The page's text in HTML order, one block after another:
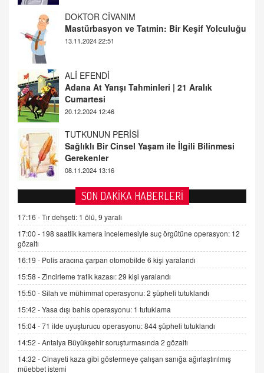
ALİ EFENDİ
20.12.2024 12:46
TUTKUNUN PERİSİ
Sağlıklı Bir Cinsel Yaşam ile İlgili Bilinmesi
08.11.2024 13:16
FARUK ÖNALAN
Tezkere Onaylanmasaydı…
AV. DOĞAN CAN DOĞAN
Kişisel verilerin korunması ve dijital hukukun
gelişimi
15.09.2025 16:17
SEHER EREK
Kış Ayları Geldi, Hangi Önlemler Alınmalı?
9.12.2025 10:11
İNCİ GÜL AKÖL
Trump Keşke Adana'yı da Ziyaret Etse...
06.07.2026 13:00
SON DAKİKA HABERLERİ
17:16 -Tır dehşeti: 1 ölü, 9 yaralı
17:00 - 198 saatlik kamera incelemesiyle suç örgütüne operasyon: 12
gözaltı
16:19 - Polis aracına çarpan otomobilde 6 kişi yaralandı
15:58 -Zincirleme trafik kazası: 29 kişi yaralandı
15:50 -Silah ve mühimmat operasyonu: 2 şüpheli tutuklandı
15:42 -Yasa dışı bahis operasyonu: 1 tutuklama
15:04 -71 ilde uyuşturucu operasyonu: 844 şüpheli tutuklandı
14:52 -Antalya Büyükşehir soruşturmasında 2 gözaltı
14:32 -Cinayeti kaza gibi göstermeye çalışan sanığa ağırlaştırılmış
müebbet istemi